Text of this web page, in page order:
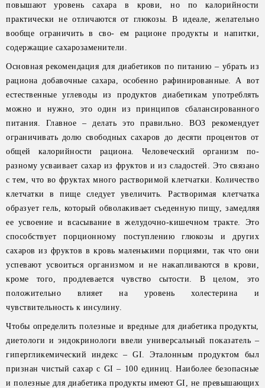
повышают уровень сахара в крови, но по калорийности
практически не отличаются от глюкозы. В идеале, желательно
вообще ограничить в сво- ем рационе продукты и напитки,
содержащие сахарозаменители.
Основная рекомендация для диабетиков по питанию – убрать из
рациона добавочные сахара, особенно рафинированные. А вот
естественные углеводы из продуктов диабетикам употреблять
можно и нужно, это один из принципов сбалансированного
питания. Главное – делать это правильно. ВОЗ рекомендует
ограничивать долю свободных сахаров до десяти процентов от
общей калорийности рациона. Человеческий организм по-
разному усваивает сахар из фруктов и из сладостей. Это связано
с тем, что во фруктах много растворимой клетчатки. Количество
клетчатки в пище следует увеличить. Растворимая клетчатка
образует гель, который обволакивает съеденную пищу, замедляя
ее усвоение и всасывание в желудочно-кишечном тракте. Это
способствует порционному поступлению глюкозы и других
сахаров из фруктов в кровь маленькими порциями, так что они
успевают усвоиться организмом и не накапливаются в крови,
кроме того, продлевается чувство сытости. В целом, это
положительно влияет на уровень холестерина и
чувствительность к инсулину.
Чтобы определить полезные и вредные для диабетика продукты,
диетологи и эндокринологи ввели универсальный показатель –
гипергликемический индекс – GI. Эталонным продуктом был
признан чистый сахар с GI – 100 единиц. Наиболее безопасные
и полезные для диабетика продукты имеют GI, не превышающих